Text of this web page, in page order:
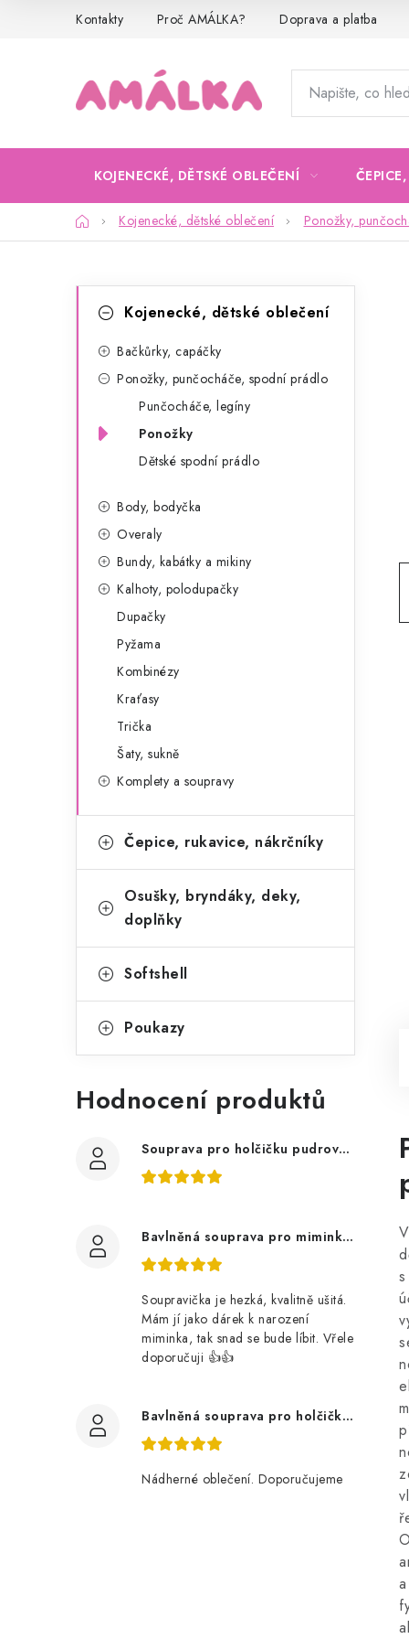
Kontakty Proč AMÁLKA? Doprava a platba
KOJENECKÉ, DĚTSKÉ OBLEČENÍ
DomůKojenecké, dětské oblečení Ponožky,
kategorieKojenecké, dětské oblečení
Bačkůrky, capáčky
Ponožky, punčocháče, spodní prádlo
Punčocháče, legíny
Ponožky
Dětské spodní prádlo
Body, bodyčka
Overaly
Bundy, kabátky a mikiny
Kalhoty, polodupačky
Dupačky
Pyžama
Kombinézy
Kraťasy
Trička
Šaty, sukně
Komplety a soupravy
Čepice, rukavice, nákrčníky
Osušky, bryndáky, deky,
doplňky
Softshell
Poukazy
Hodnocení produktů
Souprava pro holčičku pudrově růžová, ptáčci květy
Bavlněná souprava pro miminko, zvířátka v lese
Soupravička je hezká, kvalitně ušitá.
Mám jí jako dárek k narození
miminka, tak snad se bude líbit. Vřele
doporučuji 👍👍
Bavlněná souprava pro holčičku, tmavé květy
Nádherné oblečení. Doporučujeme